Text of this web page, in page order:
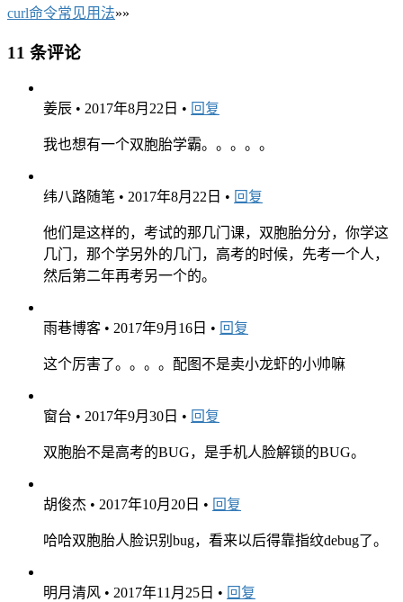
curl命令常见用法»»
11 条评论
姜辰 • 2017年8月22日 • 回复
我也想有一个双胞胎学霸。。。。。
纬八路随笔 • 2017年8月22日 • 回复
他们是这样的，考试的那几门课，双胞胎分分，你学这
几门，那个学另外的几门，高考的时候，先考一个人，
然后第二年再考另一个的。
雨巷博客 • 2017年9月16日 • 回复
这个厉害了。。。。配图不是卖小龙虾的小帅嘛
窗台 • 2017年9月30日 • 回复
双胞胎不是高考的BUG，是手机人脸解锁的BUG。
胡俊杰 • 2017年10月20日 • 回复
哈哈双胞胎人脸识别bug，看来以后得靠指纹debug了。
明月清风 • 2017年11月25日 • 回复